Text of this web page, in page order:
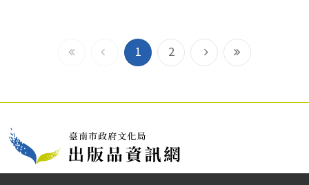
到
前
頁
1 2
下
頁
到
尾